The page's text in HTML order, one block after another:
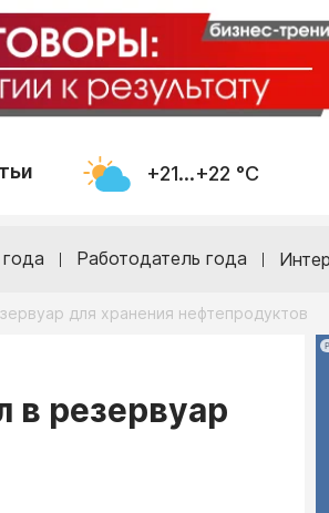
+21...+22 °С
Работодатель года
для хранения нефтепродуктов
в резервуар